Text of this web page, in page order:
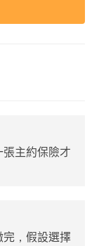
主約保險才
完，假設選擇